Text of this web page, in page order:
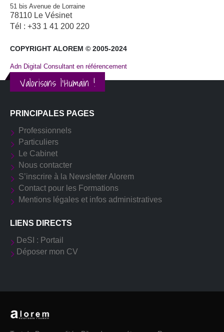
51 bis Avenue de Lorraine
78110 Le Vésinet
Tél : +33 1 41 200 220
COPYRIGHT ALOREM © 2005-2024
Adn Digital Consultant en référencement
Valorisons l'Humain !
PRINCIPALES PAGES
Professionnels
Particuliers
Le Cabinet
Nous contacter
S’inscrire à la Newsletter Alorem
Contact pour les Formations
Mentions légales et infos administratives
LIENS DIRECTS
DeSI : Portail
Déposer mon CV